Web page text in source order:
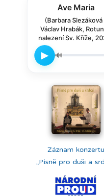
Ave Maria
(Barbara Slezáková
Václav Hrabák,
nalezení Sv. Kříže,
▶ 🔊
Záznam konzertu
„Písně pro duši a